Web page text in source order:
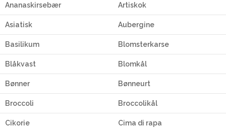
Ananaskirsebær Artiskok
Asiatisk Aubergine
Basilikum Blomsterkarse
Blåkvast Blomkål
Bønner Bønneurt
Broccoli Broccolikål
Cikorie Cima di rapa